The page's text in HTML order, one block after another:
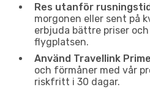
Res utanför
morgonen eller sent på
erbjuda bättre priser
flygplatsen.
Använd Travellink
och förmåner med vår
riskfritt i 30 dagar.